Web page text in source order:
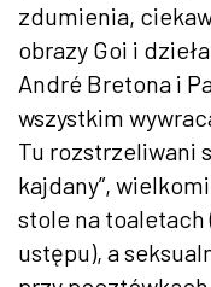
zdumienia,
obrazy Goi i
André Bretona i
wszystkim
Tu rozstrzeliwani
kajdany”,
stole na toaletach
ustępu), a